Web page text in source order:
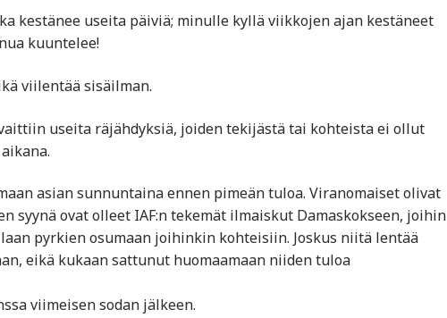
kestänee useita päiviä; minulle kyllä viikkojen ajan kestäneet
kuuntelee!
viilentää sisäilman.
useita räjähdyksiä, joiden tekijästä tai kohteista ei ollut
asian sunnuntaina ennen pimeän tuloa. Viranomaiset olivat
syynä ovat olleet IAF:n tekemät ilmaiskut Damaskokseen, joihin
pyrkien osumaan joihinkin kohteisiin. Joskus niitä lentää
eikä kukaan sattunut huomaamaan niiden tuloa
viimeisen sodan jälkeen.